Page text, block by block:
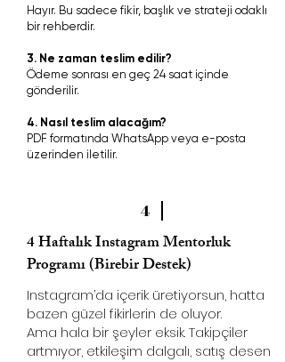
Hayır. Bu sadece fikir, başlık ve strateji odaklı
bir rehberdir.
3. Ne zaman teslim edilir?
Ödeme sonrası en geç 24 saat içinde
gönderilir.
4. Nasıl teslim alacağım?
PDF formatında WhatsApp veya e-posta
üzerinden iletilir.
4
4 Haftalık Instagram Mentorluk
Programı (Birebir Destek)
Instagram’da içerik üretiyorsun, hatta
bazen güzel fikirlerin de oluyor.
Ama hala bir şeyler eksik. Takipçiler
artmıyor, etkileşim dalgalı, satış desen